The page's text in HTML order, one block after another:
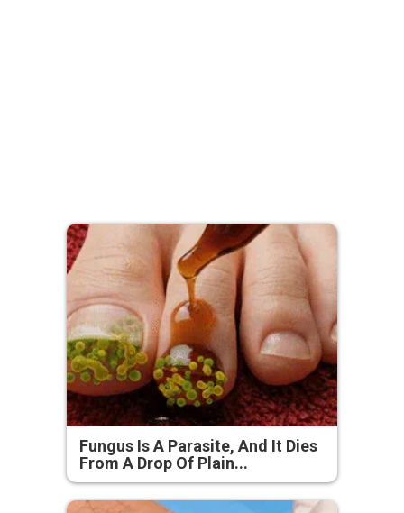
Fungus Is A Parasite, And It Dies
From A Drop Of Plain...